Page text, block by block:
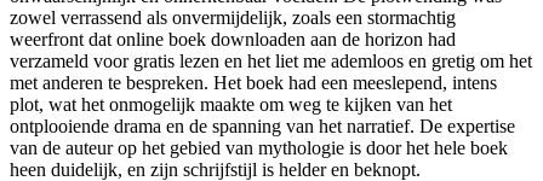
zowel verrassend als onvermijdelijk, zoals een stormachtig
weerfront dat online boek downloaden aan de horizon had
verzameld voor gratis lezen en het liet me ademloos en gretig om het
met anderen te bespreken. Het boek had een meeslepend, intens
plot, wat het onmogelijk maakte om weg te kijken van het
ontplooiende drama en de spanning van het narratief. De expertise
van de auteur op het gebied van mythologie is door het hele boek
heen duidelijk, en zijn schrijfstijl is helder en beknopt.